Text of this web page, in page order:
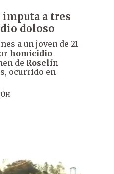
imputa a tres
doloso
a un joven de 21
homicidio
de Roselín
ocurrido en